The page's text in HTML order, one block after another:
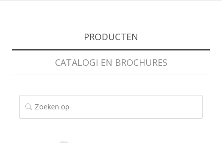
PRODUCTEN
CATALOGI EN BROCHURES